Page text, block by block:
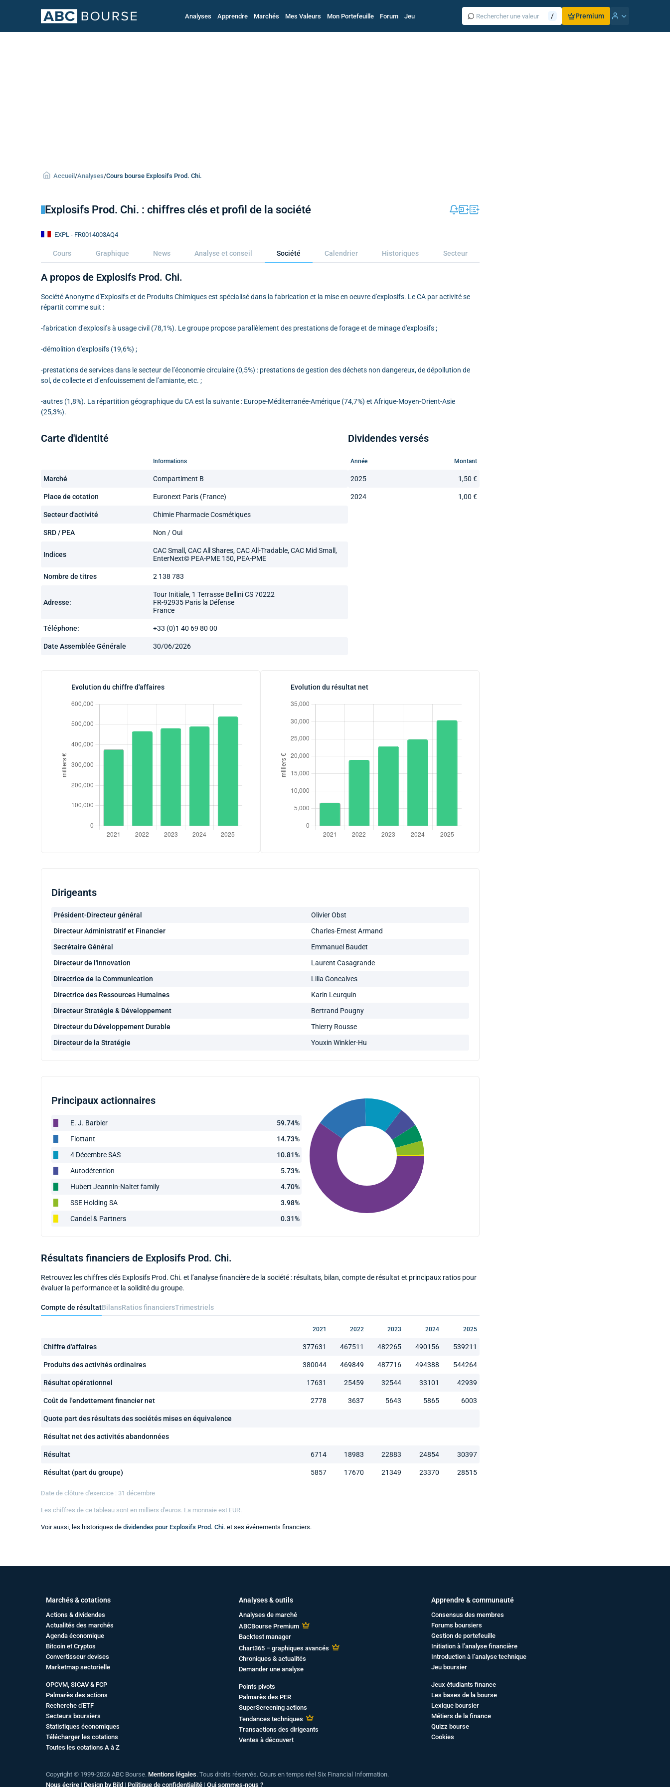
Analyses Apprendre Marchés Mes Valeurs Mon Portefeuille Forum Jeu ⌕ / Premium
Accueil /Analyses/Cours bourse Explosifs Prod. Chi.
Explosifs Prod. Chi. : chiffres clés et profil de la société
EXPL - FR0014003AQ4
Cours Graphique News Analyse et conseil Société Calendrier Historiques Secteur
A propos de Explosifs Prod. Chi.
Société Anonyme d'Explosifs et de Produits Chimiques est spécialisé dans la fabrication et la mise en oeuvre d'explosifs. Le CA par activité se
répartit comme suit :
-fabrication d'explosifs à usage civil (78,1%). Le groupe propose parallèlement des prestations de forage et de minage d'explosifs ;
-démolition d'explosifs (19,6%) ;
-prestations de services dans le secteur de l’économie circulaire (0,5%) : prestations de gestion des déchets non dangereux, de dépollution de
sol, de collecte et d’enfouissement de l’amiante, etc. ;
-autres (1,8%). La répartition géographique du CA est la suivante : Europe-Méditerranée-Amérique (74,7%) et Afrique-Moyen-Orient-Asie
(25,3%).
Carte d'identité
Informations
Marché Compartiment B
Place de cotation Euronext Paris (France)
Secteur d'activité Chimie Pharmacie Cosmétiques
SRD / PEA Non / Oui
Indices
CAC Small, CAC All Shares, CAC All-Tradable, CAC Mid Small,
EnterNext© PEA-PME 150, PEA-PME
Nombre de titres 2 138 783
Adresse:
Tour Initiale, 1 Terrasse Bellini CS 70222
FR-92935 Paris la Défense
France
Téléphone: +33 (0)1 40 69 80 00
Date Assemblée Générale 30/06/2026
Dividendes versés
Année Montant
2025 1,50 €
2024 1,00 €
Evolution du chiffre d'affaires Evolution du résultat net
Dirigeants
Président-Directeur général
Olivier Obst
Directeur Administratif et Financier
Charles-Ernest Armand
Secrétaire Général
Emmanuel Baudet
Directeur de l'Innovation
Laurent Casagrande
Directrice de la Communication
Lilia Goncalves
Directrice des Ressources Humaines
Karin Leurquin
Directeur Stratégie & Développement
Bertrand Pougny
Directeur du Développement Durable
Thierry Rousse
Directeur de la Stratégie
Youxin Winkler-Hu
Principaux actionnaires
E. J. Barbier
59.74%
Flottant
14.73%
4 Décembre SAS
10.81%
Autodétention
5.73%
Hubert Jeannin-Naltet family
4.70%
SSE Holding SA
3.98%
Candel & Partners
0.31%
Résultats financiers de Explosifs Prod. Chi.
Retrouvez les chiffres clés Explosifs Prod. Chi. et l’analyse financière de la société : résultats, bilan, compte de résultat et principaux ratios pour
évaluer la performance et la solidité du groupe.
Compte de résultatBilansRatios financiersTrimestriels
2021 2022 2023 2024 2025
Chiffre d'affaires 377631 467511 482265 490156 539211
Produits des activités ordinaires 380044 469849 487716 494388 544264
Résultat opérationnel 17631 25459 32544 33101 42939
Coût de l'endettement financier net 2778 3637 5643 5865 6003
Quote part des résultats des sociétés mises en équivalence
Résultat net des activités abandonnées
Résultat 6714 18983 22883 24854 30397
Résultat (part du groupe) 5857 17670 21349 23370 28515
Date de clôture d'exercice : 31 décembre
Les chiffres de ce tableau sont en milliers d'euros. La monnaie est EUR.
Voir aussi, les historiques de dividendes pour Explosifs Prod. Chi. et ses événements financiers.
Marchés & cotations
Actions & dividendes
Actualités des marchés
Agenda économique
Bitcoin et Cryptos
Convertisseur devises
Marketmap sectorielle
OPCVM, SICAV & FCP
Palmarès des actions
Recherche d'ETF
Secteurs boursiers
Statistiques économiques
Télécharger les cotations
Toutes les cotations A à Z
Analyses & outils
Analyses de marché
ABCBourse Premium
Backtest manager
Chart365 – graphiques avancés
Chroniques & actualités
Demander une analyse
Points pivots
Palmarès des PER
SuperScreening actions
Tendances techniques
Transactions des dirigeants
Ventes à découvert
Apprendre & communauté
Consensus des membres
Forums boursiers
Gestion de portefeuille
Initiation à l’analyse financière
Introduction à l’analyse technique
Jeu boursier
Jeux étudiants finance
Les bases de la bourse
Lexique boursier
Métiers de la finance
Quizz bourse
Cookies
Copyright © 1999-2026 ABC Bourse. Mentions légales. Tous droits réservés. Cours en temps réel Six Financial Information.
Nous écrire | Design by Bild | Politique de confidentialité | Qui sommes-nous ?